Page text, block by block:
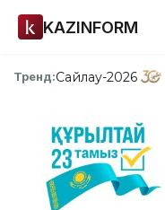
KAZINFORM
Тренд:Сайлау-2026